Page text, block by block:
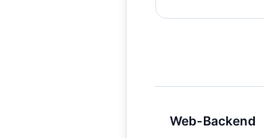
Web-Backend